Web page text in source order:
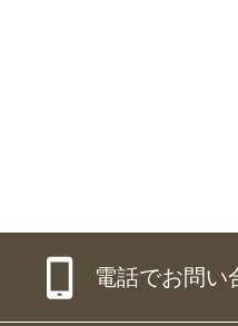
電話でお問い